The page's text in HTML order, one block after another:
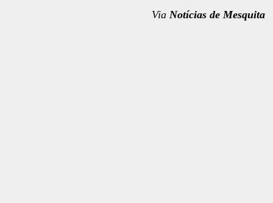
Via Notícias de Mesquita